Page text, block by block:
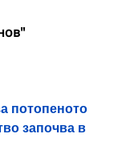
потопеното
започва в